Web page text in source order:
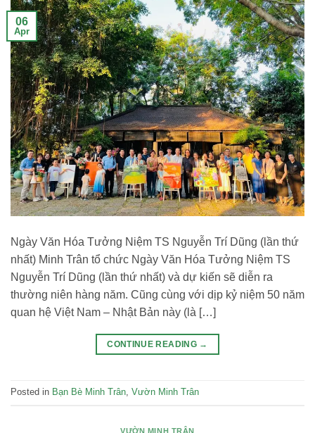
06
Apr
Ngày Văn Hóa Tưởng Niệm TS Nguyễn Trí Dũng (lần thứ
nhất) Minh Trân tổ chức Ngày Văn Hóa Tưởng Niệm TS
Nguyễn Trí Dũng (lần thứ nhất) và dự kiến sẽ diễn ra
thường niên hàng năm. Cũng cùng với dịp kỷ niệm 50 năm
quan hệ Việt Nam – Nhật Bản này (là […]
CONTINUE READING →
Posted in Bạn Bè Minh Trân, Vườn Minh Trân
VƯỜN MINH TRÂN